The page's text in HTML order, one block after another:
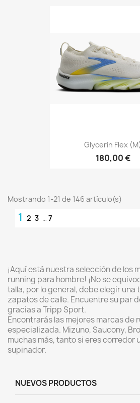
Glycerin Flex (M)
180,00 €
Mostrando 1-21 de 146 artículo(s)
1 2 3 … 7
¡Aquí está nuestra selección de los
running para hombre! ¡No se
talla, por lo general, debe elegir una
zapatos de calle. Encuentre su par
gracias a Tripp Sport.
Encontrarás las mejores marcas de
especializada. Mizuno, Saucony,
muchas más, tanto si eres corredor
supinador.
NUEVOS PRODUCTOS